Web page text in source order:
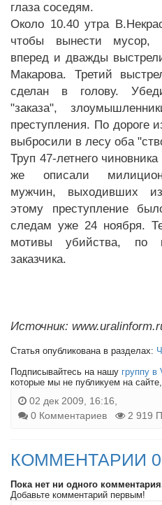
глаза соседям.
Около 10.40 утра
чтобы вынести мусор,
вперед и дважды
Макарова. Третий
сделан в голову.
"заказа",
преступления. По дороге
выбросили в лесу оба
Труп 47-летнего
же описали
мужчин, выходивших
этому преступление
следам уже 24 ноября.
мотивы убийства, по
заказчика.
Источник:
Статья опубликована в разделах:
Подписывайтесь на нашу группу в
которые мы не публикуем на
02 дек 2009, 16:16,
0 Комментариев
2 919
КОММЕНТАРИИ 0
Пока нет ни одного
Добавьте комментарий первым!